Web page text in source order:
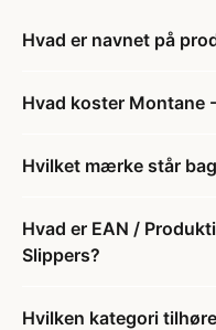
Hvad er navnet på
Hvad koster Montane
Hvilket mærke står
Hvad er EAN /
Slippers?
Hvilken kategori